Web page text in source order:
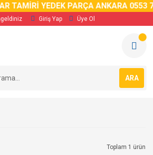
TAMİRİ YEDEK PARÇA ANKARA 0553
Giriş Yap Üye Ol
ARA
Toplam 1 ürün